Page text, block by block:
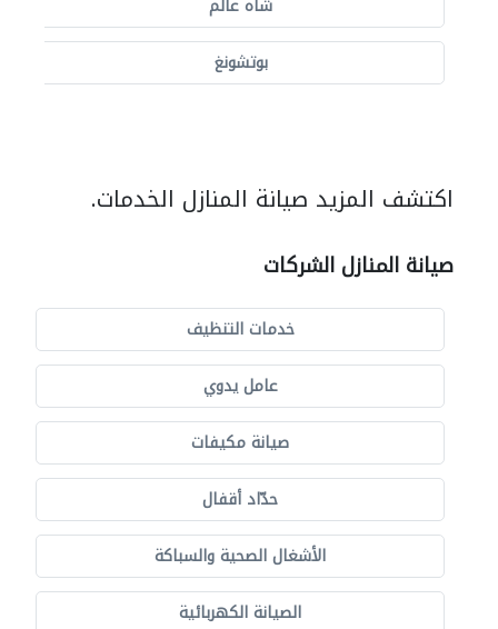
شاه عالم
بوتشونغ
اكتشف المزيد صيانة المنازل الخدمات.
صيانة المنازل الشركات
خدمات التنظيف
عامل يدوي
صيانة مكيفات
حدّاد أقفال
الأشغال الصحية والسباكة
الصيانة الكهربائية